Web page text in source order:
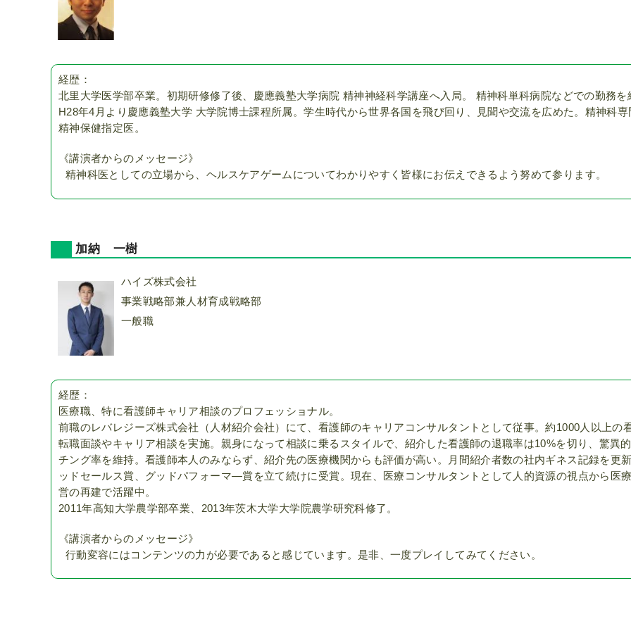
経歴：
北里大学医学部卒業。初期研修修了後、慶應義塾大学病院 精神神経科学講座へ入局。 精神科単科病院などでの勤務を
H28年4月より慶應義塾大学 大学院博士課程所属。学生時代から世界各国を飛び回り、見聞や交流を広めた。精神科専
精神保健指定医。
《講演者からのメッセージ》
精神科医としての立場から、ヘルスケアゲームについてわかりやすく皆様にお伝えできるよう努めて参ります。
加納 一樹
ハイズ株式会社
事業戦略部兼人材育成戦略部
一般職
経歴：
医療職、特に看護師キャリア相談のプロフェッショナル。
前職のレバレジーズ株式会社（人材紹介会社）にて、看護師のキャリアコンサルタントとして従事。約1000人以上の
転職面談やキャリア相談を実施。親身になって相談に乗るスタイルで、紹介した看護師の退職率は10%を切り、驚異
チング率を維持。看護師本人のみならず、紹介先の医療機関からも評価が高い。月間紹介者数の社内ギネス記録を更
ッドセールス賞、グッドパフォーマ―賞を立て続けに受賞。現在、医療コンサルタントとして人的資源の視点から医
営の再建で活躍中。
2011年高知大学農学部卒業、2013年茨木大学大学院農学研究科修了。
《講演者からのメッセージ》
行動変容にはコンテンツの力が必要であると感じています。是非、一度プレイしてみてください。